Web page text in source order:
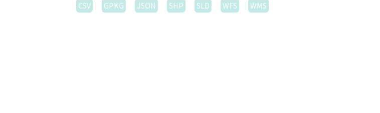
CSV
GPKG JSON SHP SLD WFS WMS